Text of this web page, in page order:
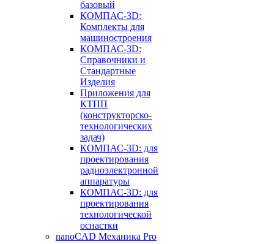
базовый
КОМПАС-3D:
Комплекты для
машиностроения
КОМПАС-3D:
Справочники и
Стандартные
Изделия
Приложения для
КТПП
(конструкторско-
технологических
задач)
КОМПАС-3D: для
проектирования
радиоэлектронной
аппаратуры
КОМПАС-3D: для
проектирования
технологической
оснастки
nanoCAD Механика Pro